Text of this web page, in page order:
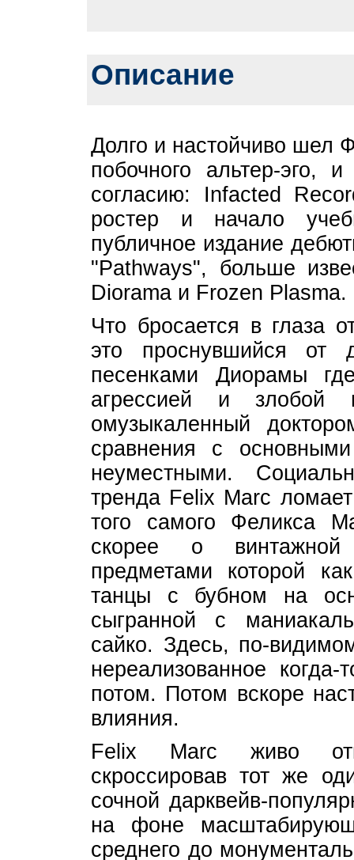
Описание
Долго и настойчиво шел
побочного альтер-эго,
согласию: Infacted
ростер и начало
публичное издание
"Pathways", больше
Diorama и Frozen Plasma.
Что бросается в глаза
это проснувшийся от
песенками Диорамы
агрессией и злобой
омузыкаленный
сравнения с
неуместными.
тренда Felix Marc
того самого Феликса
скорее о
предметами которой
танцы с бубном на
сыгранной с
сайко. Здесь, по-
нереализованное
потом. Потом вскоре
влияния.
Felix Marc живо
скроссировав тот же
сочной дарквейв-
на фоне
среднего до